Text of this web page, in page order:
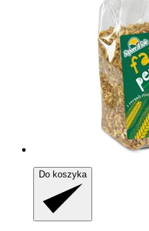
Do koszyka